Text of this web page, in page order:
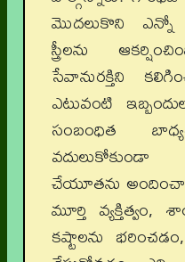
మొదలుకొని ఎన్నో
స్త్రీలను
సేవానురక్తిని
ఎటువంటి
సంబంధిత
చేయూతను
మూర్తి
కష్టాలను